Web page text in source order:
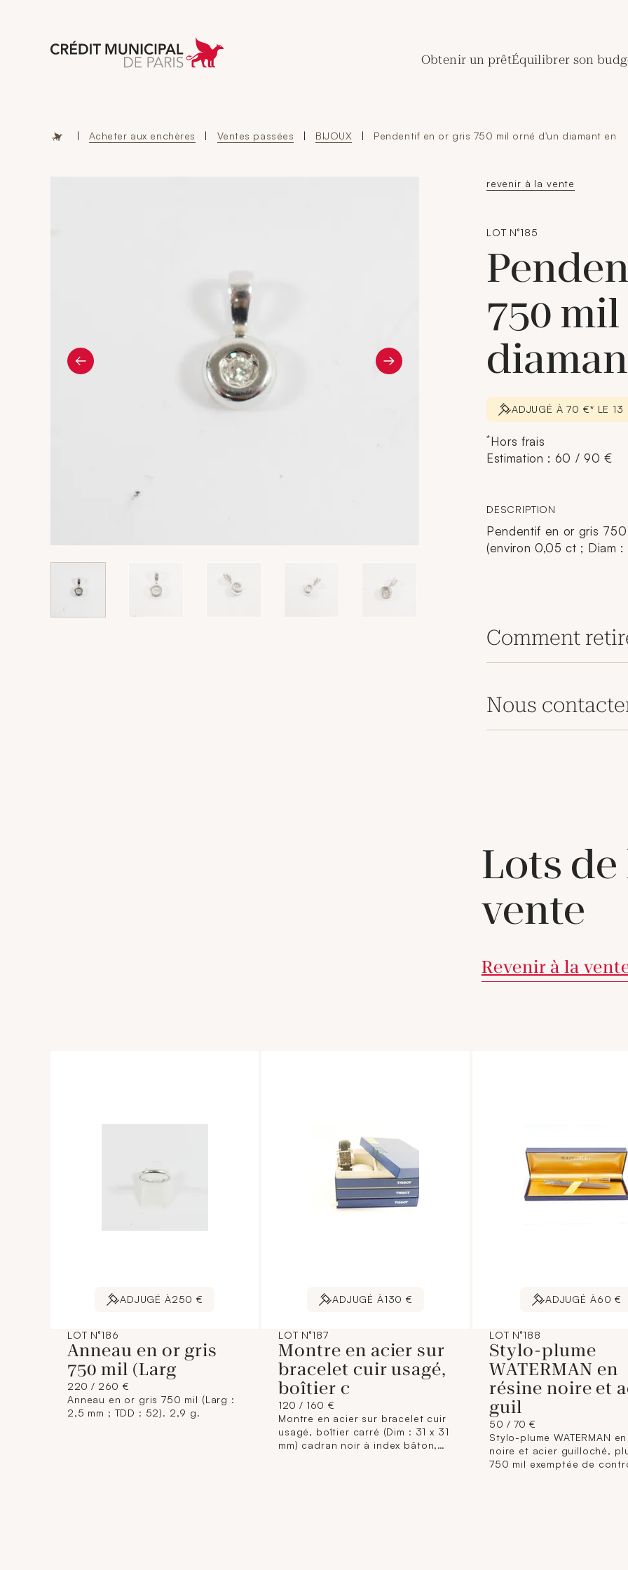
Aller à l'accueil de Crédit Municipal de Paris
Obtenir un prêtÉquilibrer son
| Acheter aux enchères | Ventes passées | BIJOUX | Pendentif en or gris 750 mil orné d'un diamant en
revenir à la vente
LOT N°185
750
ADJUGÉ À 70 €* LE
*Hors frais
Estimation : 60 / 90 €
DESCRIPTION
Pendentif en or gris
(environ 0,05 ct ; Diam :
Comment
Nous
Lots de
vente
Revenir à la
ADJUGÉ À250 €
LOT N°186
Anneau en or gris
750 mil (Larg
220 / 260 €
Anneau en or gris 750 mil (Larg :
2,5 mm ; TDD : 52). 2,9 g.
ADJUGÉ À130 €
LOT N°187
Montre en acier sur
bracelet cuir usagé,
boîtier c
120 / 160 €
Montre en acier sur bracelet cuir
usagé, boîtier carré (Dim : 31 x 31
mm) cadran noir à index bâton,
ADJUGÉ À60 €
LOT N°188
Stylo-plume
WATERMAN en
résine noire et
guil
50 / 70 €
Stylo-plume WATERMAN
noire et acier guilloché,
750 mil exemptée de